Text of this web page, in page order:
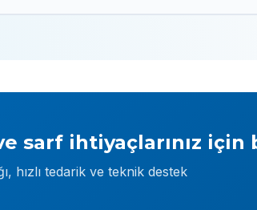
sarf ihtiyaçlarınız için
hızlı tedarik ve teknik destek